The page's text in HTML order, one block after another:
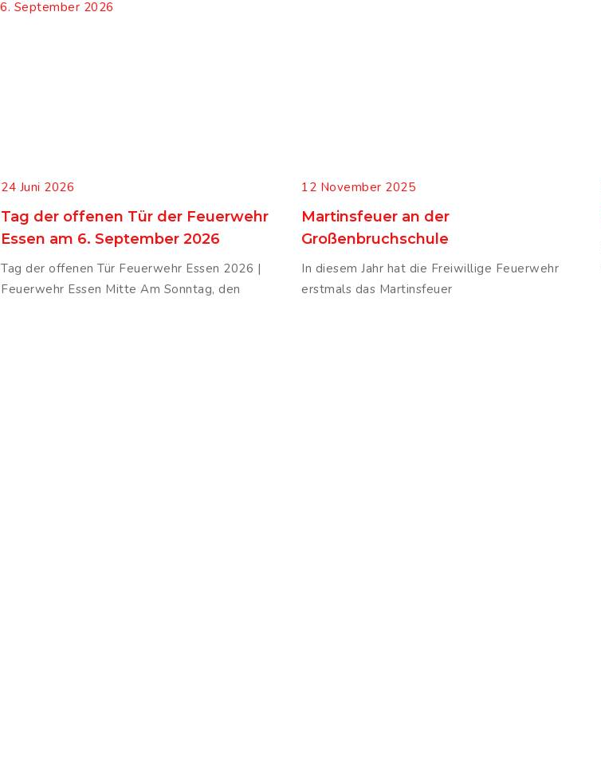
24 Juni 2026
Tag der offenen Tür der Feuerwehr
Essen am 6. September 2026
Tag der offenen Tür Feuerwehr Essen 2026 |
Feuerwehr Essen Mitte Am Sonntag, den
12 November 2025
Martinsfeuer an der
Großenbruchschule
In diesem Jahr hat die Freiwillige Feuerwehr
erstmals das Martinsfeuer